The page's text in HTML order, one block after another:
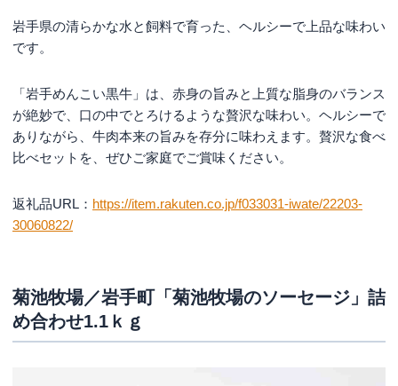
岩手県の清らかな水と飼料で育った、ヘルシーで上品な味わい
です。
「岩手めんこい黒牛」は、赤身の旨みと上質な脂身のバランス
が絶妙で、口の中でとろけるような贅沢な味わい。ヘルシーで
ありながら、牛肉本来の旨みを存分に味わえます。贅沢な食べ
比べセットを、ぜひご家庭でご賞味ください。
返礼品URL： https://item.rakuten.co.jp/f033031-iwate/22203-
30060822/
菊池牧場／岩手町「菊池牧場のソーセージ」詰
め合わせ1.1ｋｇ